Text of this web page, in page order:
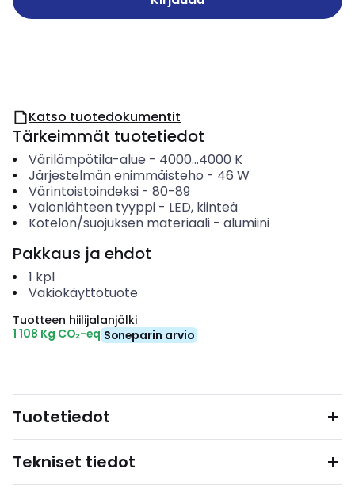
Katso tuotedokumentit
Tärkeimmät tuotetiedot
Värilämpötila-alue - 4000...4000 K
Järjestelmän enimmäisteho - 46 W
Värintoistoindeksi- 80-89
Valonlähteen tyyppi- LED, kiinteä
Kotelon/suojuksen materiaali- alumiini
Pakkaus ja ehdot
1 kpl
Vakiokäyttötuote
Tuotteen hiilijalanjälki
1 108 Kg CO₂-eq Soneparin arvio
Tuotetiedot
Tekniset tiedot